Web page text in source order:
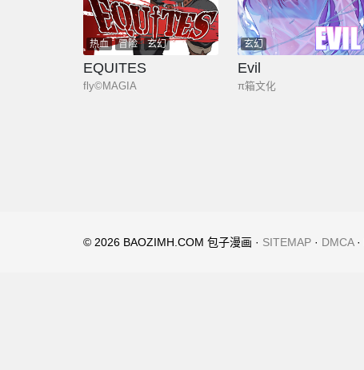
热血 冒险 玄幻
EQUITES
fly©MAGIA
玄幻
Evil
π箱文化
© 2026 BAOZIMH.COM 包子漫画 · SITEMAP · DMCA·